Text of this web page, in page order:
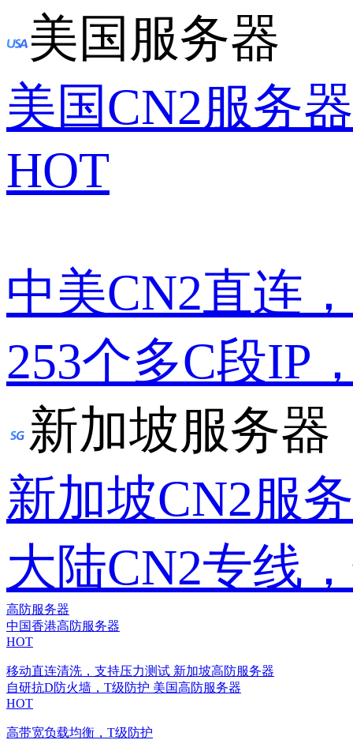
美国服务器
美国CN2服务器
HOT
中美CN2直连
253个多C段IP
新加坡服务器
新加坡CN2服
大陆CN2专线
高防服务器
中国香港高防服务器
HOT
移动直连清洗，支持压力测试 新加坡高防服务器
自研抗D防火墙，T级防护 美国高防服务器
HOT
高带宽负载均衡，T级防护